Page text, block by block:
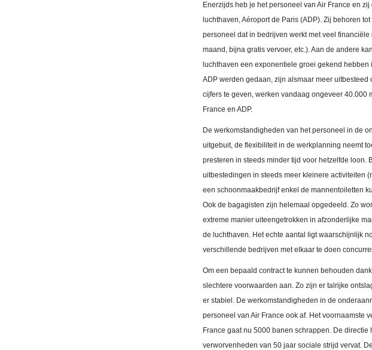
Enerzijds heb je het personeel van Air France en
luchthaven, Aéroport de Paris (ADP). Zij behoren
personeel dat in bedrijven werkt met veel
maand, bijna gratis vervoer, etc.). Aan de andere
luchthaven een exponentiele groei gekend
ADP werden gedaan, zijn alsmaar meer
cijfers te geven, werken vandaag ongeveer 40.000
France en ADP.
De werkomstandigheden van het personeel in de
uitgebuit, de flexibiliteit in de werkplanning neemt
presteren in steeds minder tijd voor hetzelfde loon.
uitbestedingen in steeds meer kleinere activiteiten
een schoonmaakbedrijf enkel de mannentoiletten
Ook de bagagisten zijn helemaal opgedeeld. Zo
extreme manier uiteengetrokken in afzonderlijke
de luchthaven. Het echte aantal ligt waarschijnlijk
verschillende bedrijven met elkaar te doen
Om een bepaald contract te kunnen behouden
slechtere voorwaarden aan. Zo zijn er talrijke
er stabiel. De werkomstandigheden in de
personeel van Air France ook af. Het voornaamste
France gaat nu 5000 banen schrappen. De directie
verworvenheden van 50 jaar sociale strijd vervat.